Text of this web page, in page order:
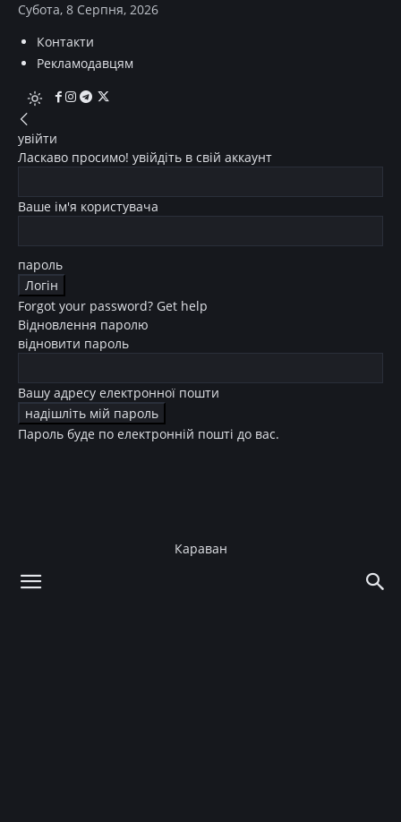
Субота, 8 Серпня, 2026
Контакти
Рекламодавцям
увійти
Ласкаво просимо! увійдіть в свій аккаунт
Ваше ім'я користувача
пароль
Forgot your password? Get help
Відновлення паролю
відновити пароль
Вашу адресу електронної пошти
Пароль буде по електронній пошті до вас.
Караван